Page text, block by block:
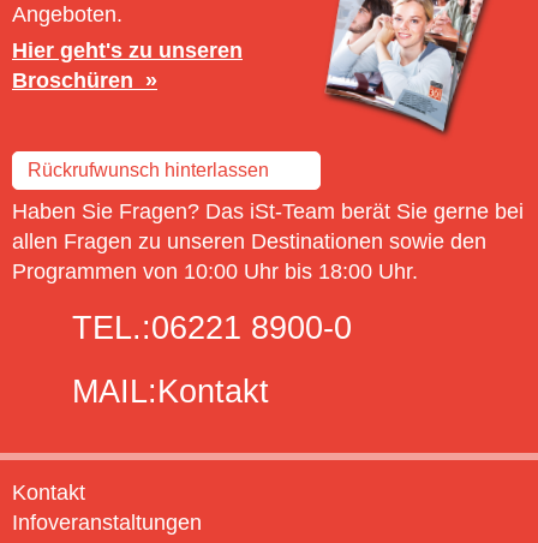
Angeboten.
Hier geht's zu unseren
Broschüren
Rückrufwunsch hinterlassen
Haben Sie Fragen? Das iSt-Team berät Sie gerne bei
allen Fragen zu unseren Destinationen sowie den
Programmen von 10:00 Uhr bis 18:00 Uhr.
TEL.:06221 8900-0
MAIL:Kontakt
Kontakt
Infoveranstaltungen